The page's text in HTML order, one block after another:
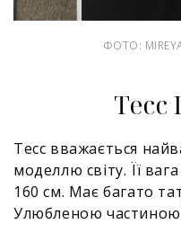
ФОТО:
Тесс
Тесс вважається
моделлю світу. Її
160 см. Має багато
Улюбленою частиною